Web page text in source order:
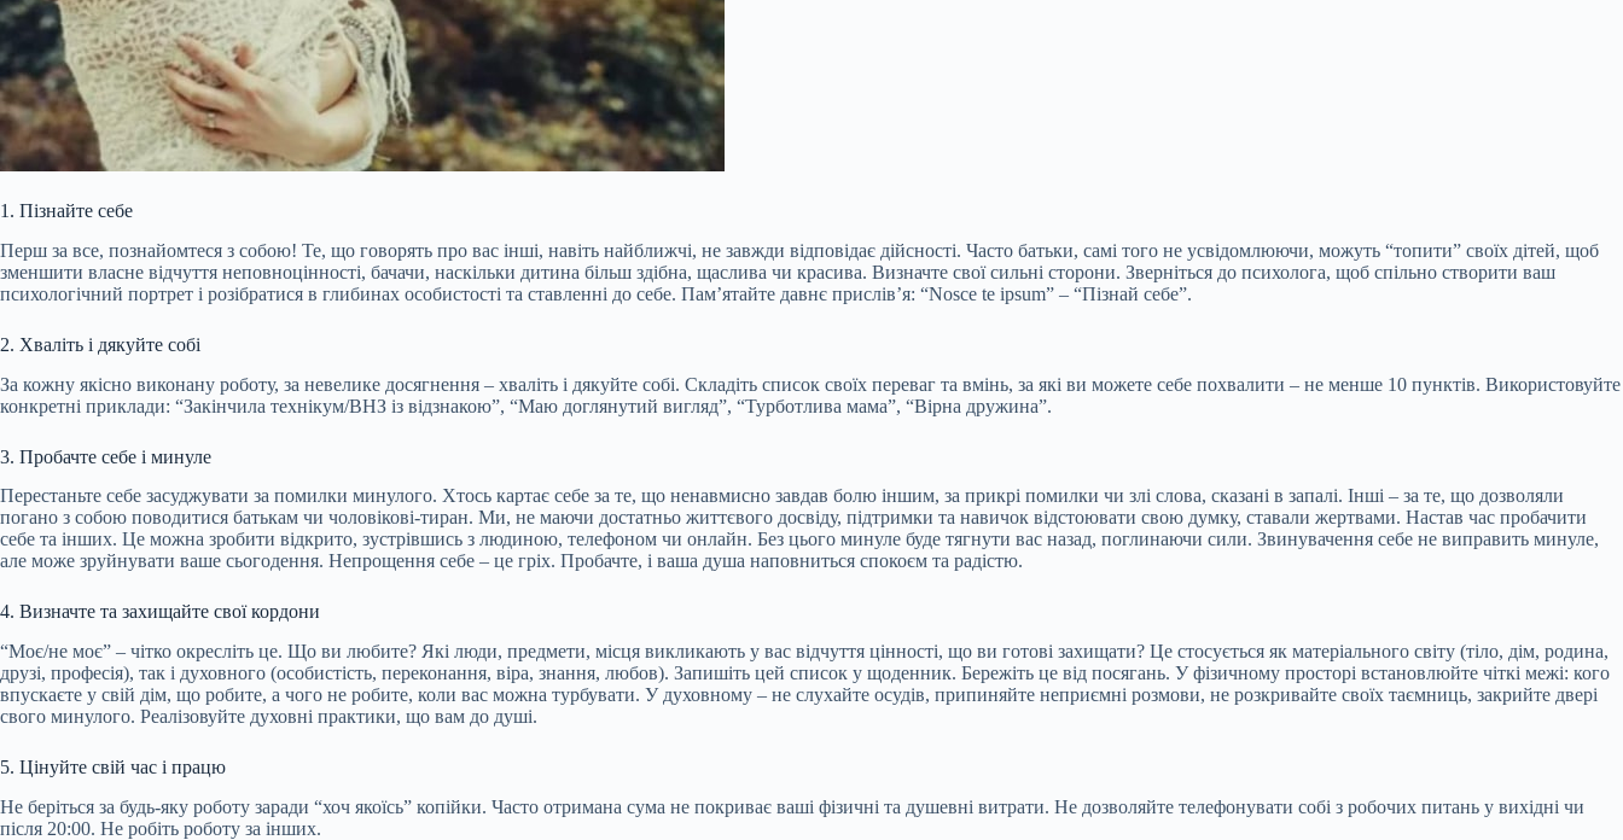
1. Пізнайте себе
Перш за все, познайомтеся з собою! Те, що говорять про вас інші, навіть найближчі, не завжди відповідає дійсності. Часто батьки, самі того не усвідомлюючи, можуть “топити” своїх дітей, щоб
зменшити власне відчуття неповноцінності, бачачи, наскільки дитина більш здібна, щаслива чи красива. Визначте свої сильні сторони. Зверніться до психолога, щоб спільно створити ваш
психологічний портрет і розібратися в глибинах особистості та ставленні до себе. Пам’ятайте давнє прислів’я: “Nosce te ipsum” – “Пізнай себе”.
2. Хваліть і дякуйте собі
За кожну якісно виконану роботу, за невелике досягнення – хваліть і дякуйте собі. Складіть список своїх переваг та вмінь, за які ви можете себе похвалити – не менше 10 пунктів. Використовуйте
конкретні приклади: “Закінчила технікум/ВНЗ із відзнакою”, “Маю доглянутий вигляд”, “Турботлива мама”, “Вірна дружина”.
3. Пробачте себе і минуле
Перестаньте себе засуджувати за помилки минулого. Хтось картає себе за те, що ненавмисно завдав болю іншим, за прикрі помилки чи злі слова, сказані в запалі. Інші – за те, що дозволяли
погано з собою поводитися батькам чи чоловікові-тиран. Ми, не маючи достатньо життєвого досвіду, підтримки та навичок відстоювати свою думку, ставали жертвами. Настав час пробачити
себе та інших. Це можна зробити відкрито, зустрівшись з людиною, телефоном чи онлайн. Без цього минуле буде тягнути вас назад, поглинаючи сили. Звинувачення себе не виправить минуле,
але може зруйнувати ваше сьогодення. Непрощення себе – це гріх. Пробачте, і ваша душа наповниться спокоєм та радістю.
4. Визначте та захищайте свої кордони
“Моє/не моє” – чітко окресліть це. Що ви любите? Які люди, предмети, місця викликають у вас відчуття цінності, що ви готові захищати? Це стосується як матеріального світу (тіло, дім, родина,
друзі, професія), так і духовного (особистість, переконання, віра, знання, любов). Запишіть цей список у щоденник. Бережіть це від посягань. У фізичному просторі встановлюйте чіткі межі: кого
впускаєте у свій дім, що робите, а чого не робите, коли вас можна турбувати. У духовному – не слухайте осудів, припиняйте неприємні розмови, не розкривайте своїх таємниць, закрийте двері
свого минулого. Реалізовуйте духовні практики, що вам до душі.
5. Цінуйте свій час і працю
Не беріться за будь-яку роботу заради “хоч якоїсь” копійки. Часто отримана сума не покриває ваші фізичні та душевні витрати. Не дозволяйте телефонувати собі з робочих питань у вихідні чи
після 20:00. Не робіть роботу за інших.